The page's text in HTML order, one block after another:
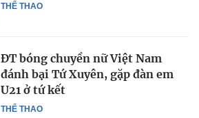
THỂ THAO
THỂ THAO
ĐT bóng chuyền nữ Việt Nam
đánh bại Tứ Xuyên, gặp đàn em
U21 ở tứ kết